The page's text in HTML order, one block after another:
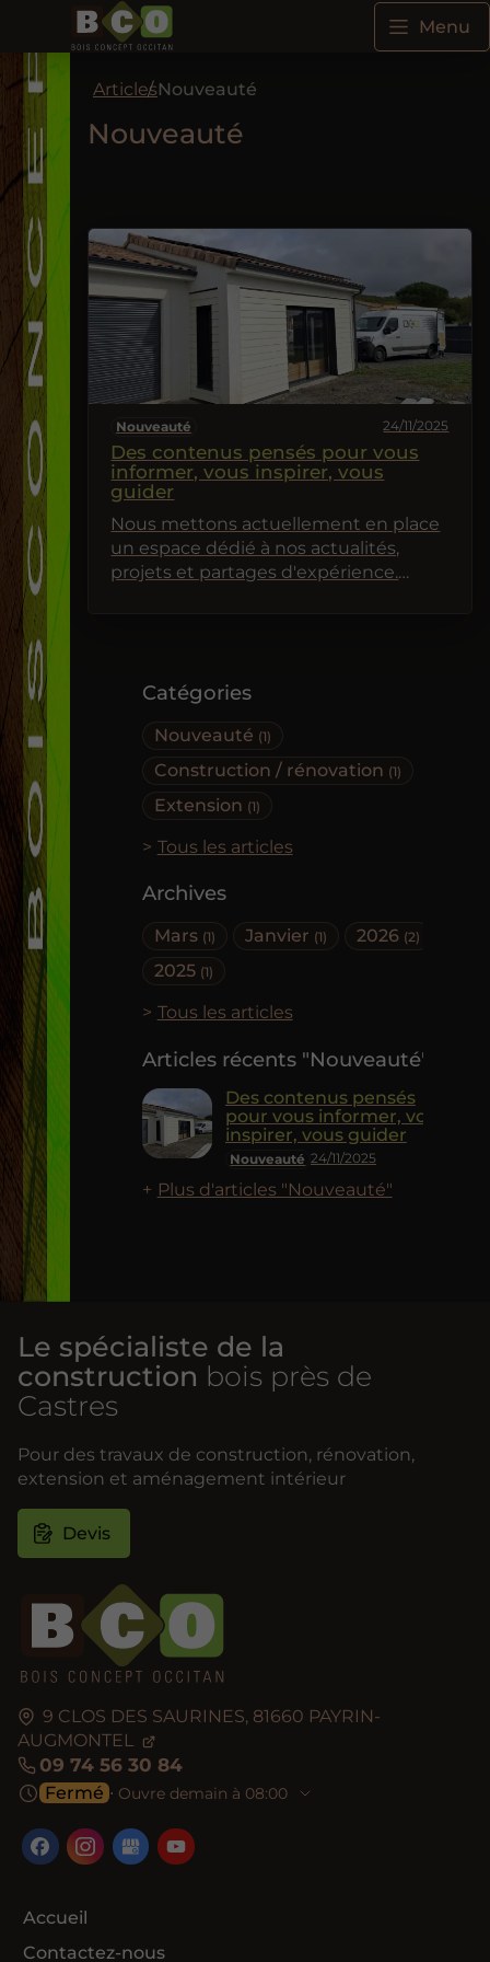
Menu
Catégories
Nouveauté (1)
Construction / rénovation (1)
Extension (1)
Tous les articles
Archives
Mars (1) Janvier (1) 2026 (2)
2025 (1)
Tous les articles
Articles récents "Nouveauté"
Nouveauté 24/11/2025
Des contenus pensés
pour vous informer, vous
inspirer, vous guider
Plus d'articles "Nouveauté"
ArticlesNouveauté
Nouveauté
Nouveauté 24/11/2025
Des contenus pensés pour vous
informer, vous inspirer, vous
guider
Nous mettons actuellement en place
un espace dédié à nos actualités,
projets et partages d'expérience.
9 CLOS DES SAURINES, 81660 PAYRIN-
AUGMONTEL
09 74 56 30 84
Fermé ⋅ Ouvre demain à 08:00
Accueil
Contactez-nous
Le spécialiste de la
construction bois près de
Castres
Pour des travaux de construction, rénovation,
extension et aménagement intérieur
Devis